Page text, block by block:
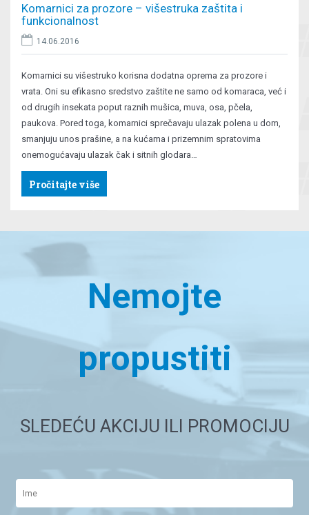
Komarnici za prozore – višestruka zaštita i
funkcionalnost
14.06.2016
Komarnici su višestruko korisna dodatna oprema za prozore i
vrata. Oni su efikasno sredstvo zaštite ne samo od komaraca, već i
od drugih insekata poput raznih mušica, muva, osa, pčela,
paukova. Pored toga, komarnici sprečavaju ulazak polena u dom,
smanjuju unos prašine, a na kućama i prizemnim spratovima
onemogućavaju ulazak čak i sitnih glodara…
Pročitajte više
Nemojte
propustiti
SLEDEĆU AKCIJU ILI PROMOCIJU